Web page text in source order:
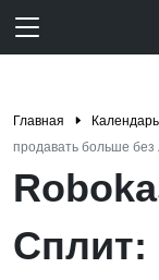
Главная
продавать больше
Сплит: